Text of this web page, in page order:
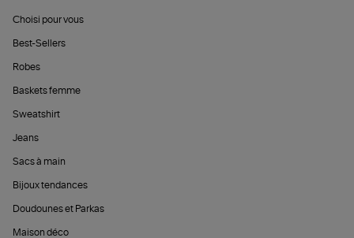
Choisi pour vous
Best-Sellers
Robes
Baskets femme
Sweatshirt
Jeans
Sacs à main
Bijoux tendances
Doudounes et Parkas
Maison déco